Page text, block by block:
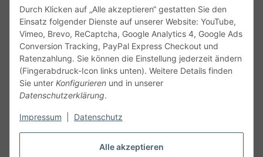
Alle akzeptieren
Durch Klicken auf „Alle akzeptieren“ gestatten Sie den
Einsatz folgender Dienste auf unserer Website: YouTube,
Vimeo, Brevo, ReCaptcha, Google Analytics 4, Google Ads
Conversion Tracking, PayPal Express Checkout und
Ratenzahlung. Sie können die Einstellung jederzeit ändern
(Fingerabdruck-Icon links unten). Weitere Details finden
Sie unter Konfigurieren und in unserer
Datenschutzerklärung.
Impressum Datenschutz
Service
Gesetzliche Informationen
Alle technischen Angaben ohne Gewähr. Irrtümer und fehlerhafte
Angaben vorbehalten. Wenn Sie Datenblätter oder spezielle
unseren Kundenservice. Abbildungen der Artikel können